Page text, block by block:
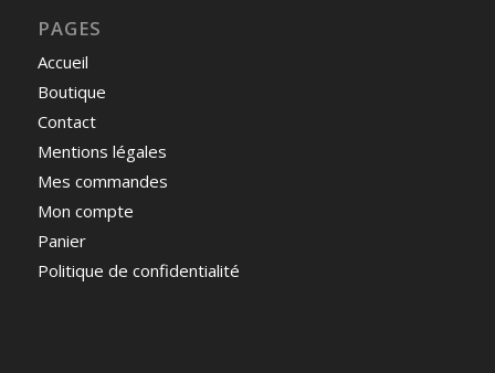
PAGES
Accueil
Boutique
Contact
Mentions légales
Mes commandes
Mon compte
Panier
Politique de confidentialité